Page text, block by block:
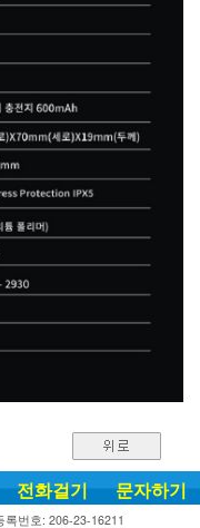
전화걸기 문자하기
번호: 206-23-16211